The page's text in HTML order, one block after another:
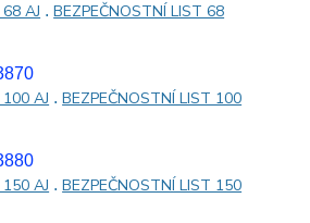
AJ .BEZPEČNOSTNÍ LIST 68
AJ .BEZPEČNOSTNÍ LIST 100
AJ .BEZPEČNOSTNÍ LIST 150